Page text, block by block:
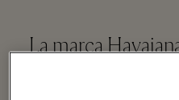
La marca
cartera de